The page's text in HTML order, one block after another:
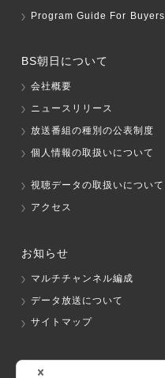
Program Guide For Buyers
BS朝日について
会社概要
ニュースリリース
放送番組の種別の公表制度
個人情報の取扱いについて
視聴データの取扱いについて
アクセス
お知らせ
マルチチャンネル編成
データ放送について
サイトマップ
グループ会社